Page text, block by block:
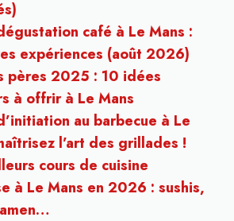
café à Le Mans :
expériences (août 2026)
pères 2025 : 10 idées
à offrir à Le Mans
au barbecue à Le
l’art des grillades !
cours de cuisine
à Le Mans en 2026 : sushis,